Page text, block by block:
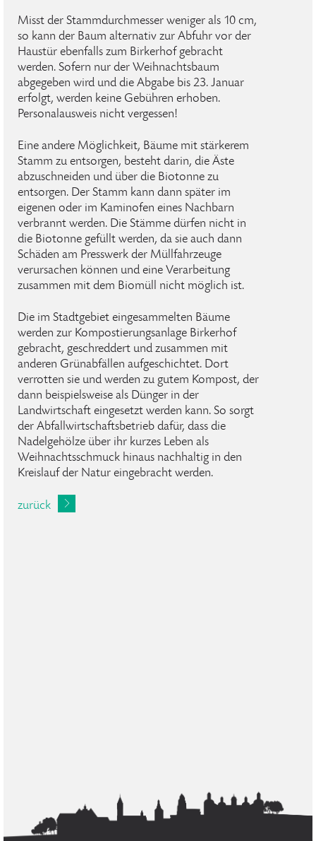
Misst der Stammdurchmesser weniger als 10 cm,
so kann der Baum alternativ zur Abfuhr vor der
Haustür ebenfalls zum Birkerhof gebracht
werden. Sofern nur der Weihnachtsbaum
abgegeben wird und die Abgabe bis 23. Januar
erfolgt, werden keine Gebühren erhoben.
Personalausweis nicht vergessen!
Eine andere Möglichkeit, Bäume mit stärkerem
Stamm zu entsorgen, besteht darin, die Äste
abzuschneiden und über die Biotonne zu
entsorgen. Der Stamm kann dann später im
eigenen oder im Kaminofen eines Nachbarn
verbrannt werden. Die Stämme dürfen nicht in
die Biotonne gefüllt werden, da sie auch dann
Schäden am Presswerk der Müllfahrzeuge
verursachen können und eine Verarbeitung
zusammen mit dem Biomüll nicht möglich ist.
Die im Stadtgebiet eingesammelten Bäume
werden zur Kompostierungsanlage Birkerhof
gebracht, geschreddert und zusammen mit
anderen Grünabfällen aufgeschichtet. Dort
verrotten sie und werden zu gutem Kompost, der
dann beispielsweise als Dünger in der
Landwirtschaft eingesetzt werden kann. So sorgt
der Abfallwirtschaftsbetrieb dafür, dass die
Nadelgehölze über ihr kurzes Leben als
Weihnachtsschmuck hinaus nachhaltig in den
Kreislauf der Natur eingebracht werden.
zurück